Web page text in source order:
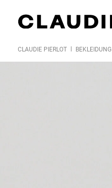
CLAUDIE PIERLOT BEKLEIDUNG